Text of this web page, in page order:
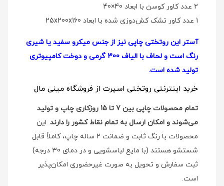
2 عدد کاور کوسن با ابعاد 40×40
1 عدد کاور تشک کش‌دوزی شده با ابعاد 25x200x160
آستر این روتختی چاپی نیز از جنس میکرو سفید یا شیری
رنگ است و لحاف با الیاف 300 گرمی و دوخت کامپیوتری
تولید شده است.
خرید اینترنتی روتختی اسپرت از فروشگاه مینی مال
تمام محصولات چاپی بین 7 تا 15 روزکاری چاپ و تولید
می‌شوند و امکان ارسال به تمام نقاط کشور را دارند. این
محصولات با رنگ ثابت و ضمانت 2 ساله چاپ، کاملاً قابل
شستشو هستند (با مایع لباسشویی و در دمای 30 درجه)
ثبت سفارش و تحویل به صورت غیرحضوری امکان‌پذیر
است.